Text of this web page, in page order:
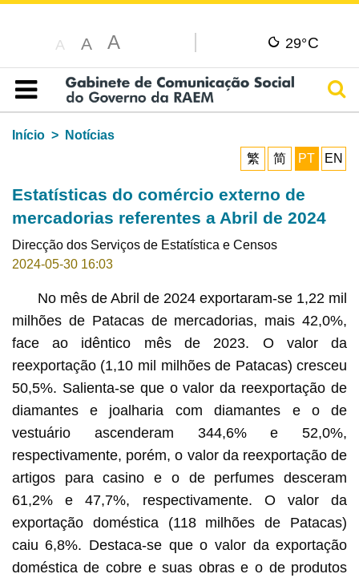
A A A 29°C
Índice
Início
Notícias
繁
简 PT EN
Estatísticas do comércio externo de
mercadorias referentes a Abril de 2024
Direcção dos Serviços de Estatística e Censos
2024-05-30 16:03
No mês de Abril de 2024 exportaram-se 1,22 mil
milhões de Patacas de mercadorias, mais 42,0%,
face ao idêntico mês de 2023. O valor da
reexportação (1,10 mil milhões de Patacas) cresceu
50,5%. Salienta-se que o valor da reexportação de
diamantes e joalharia com diamantes e o de
vestuário ascenderam 344,6% e 52,0%,
respectivamente, porém, o valor da reexportação de
artigos para casino e o de perfumes desceram
61,2% e 47,7%, respectivamente. O valor da
exportação doméstica (118 milhões de Patacas)
caiu 6,8%. Destaca-se que o valor da exportação
doméstica de cobre e suas obras e o de produtos